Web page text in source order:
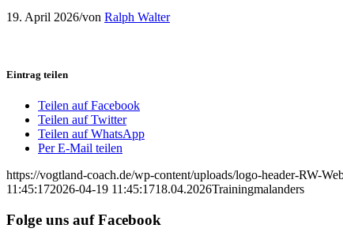
19. April 2026/von Ralph Walter
Eintrag teilen
Teilen auf Facebook
Teilen auf Twitter
Teilen auf WhatsApp
Per E-Mail teilen
https://vogtland-coach.de/wp-content/uploads/logo-header-RW-
11:45:172026-04-19 11:45:1718.04.2026Trainingmalanders
Folge uns auf Facebook